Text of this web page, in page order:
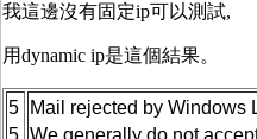
我這邊沒有固定ip可以測試,
用dynamic ip是這個結果。
5
Mail rejected by Windows